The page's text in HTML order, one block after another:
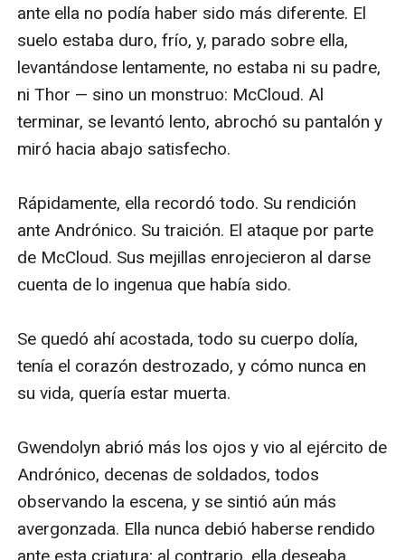
Tierra de los Dragones.
De regreso a el Anillo, Gwendolyn se recupera
lentamente y sufre una profunda depresión, después
de su ataque. Kendrick y los demás prometen luchar
por su honor, a pesar de las pocas probabilidades. A
continuación, sigue una de las más grandes batallas en
Silesia y vencer a Andrónico.
Mientras tanto, Godfrey se encuentra disfrazado
detrás de las líneas enemigas y comienza a estar en su
campo, aprendiendo lo que significa ser un guerrero,
sobrevivir, utilizando toda su astucia para evitar la
captura por Andrónico, mientras Erec lucha por su vida
para salvar a Savaria de la invasión que se aproxima,
Argon paga un valioso costo por hacer lo prohibido:
entrometerse en los asuntos de los humanos. Y
Gwendolyn debe decidir si renuncia a la vida, o sigue la
vida aislada de una monja en la antigua Torre del
Refugio.